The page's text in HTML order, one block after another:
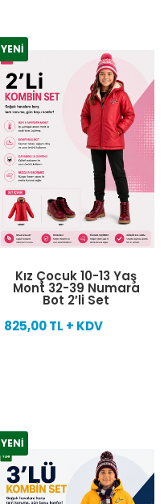
YENI
Kız Çocuk 10-13 Yaş
Mont 32-39 Numara
Bot 2′li Set
825,00 TL + KDV
YENI